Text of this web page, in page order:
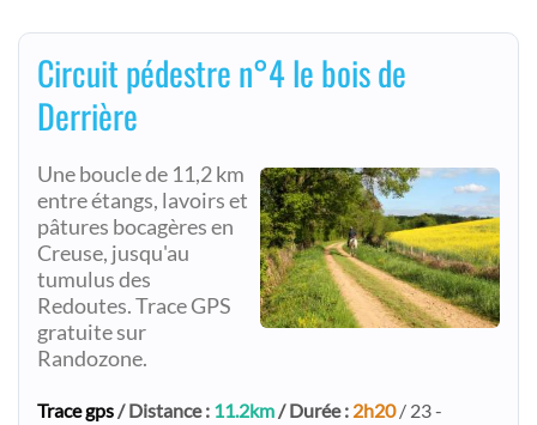
Circuit pédestre n°4 le bois de
Derrière
Une boucle de 11,2 km
entre étangs, lavoirs et
pâtures bocagères en
Creuse, jusqu'au
tumulus des
Redoutes. Trace GPS
gratuite sur
Randozone.
Trace gps/ Distance : 11.2km/ Durée : 2h20/ 23 -